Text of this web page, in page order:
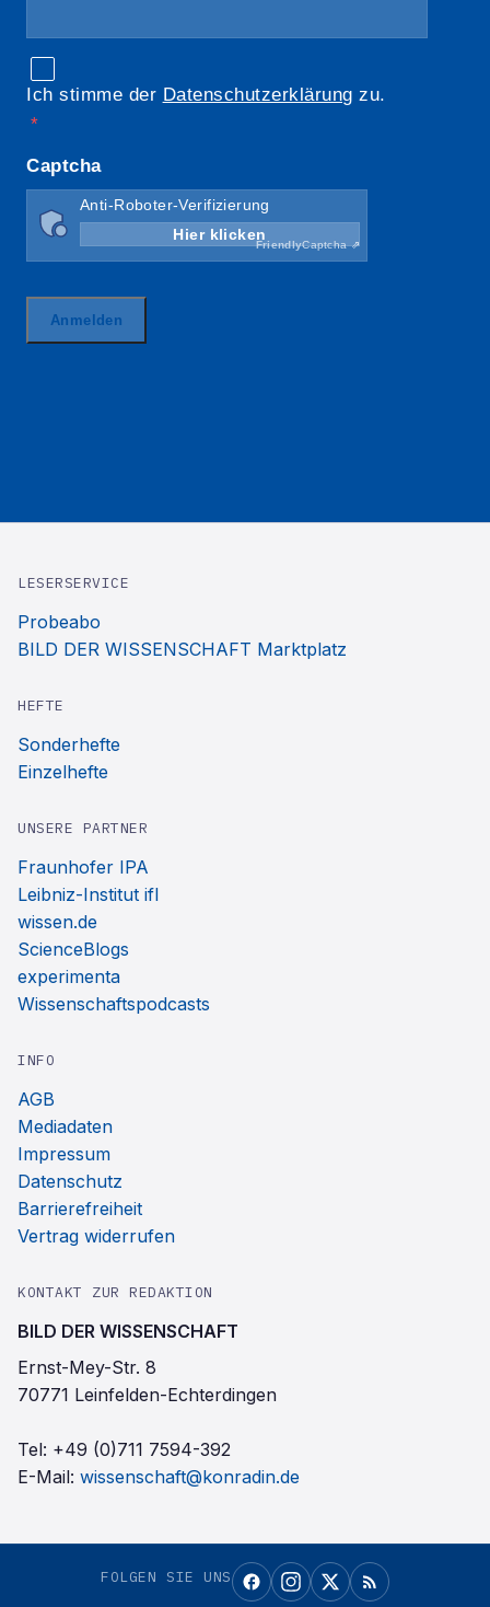
LESERSERVICE
Probeabo
BILD DER WISSENSCHAFT Marktplatz
HEFTE
Sonderhefte
Einzelhefte
UNSERE PARTNER
Fraunhofer IPA
Leibniz-Institut ifl
wissen.de
ScienceBlogs
experimenta
Wissenschaftspodcasts
INFO
AGB
Mediadaten
Impressum
Datenschutz
Barrierefreiheit
Vertrag widerrufen
KONTAKT ZUR REDAKTION
BILD DER WISSENSCHAFT
Ernst-Mey-Str. 8
70771 Leinfelden-Echterdingen
Tel: +49 (0)711 7594-392
E-Mail: wissenschaft@konradin.de
FOLGEN SIE UNS